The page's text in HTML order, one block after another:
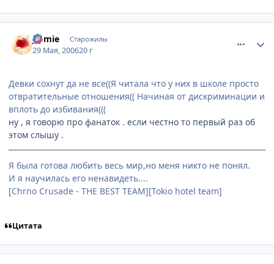
J@mie Старожилы
29 Мая, 200620 г
Девки сохнут да не все((Я читала что у них в школе просто
отвратительные отношения(( Начиная от дискриминации и
вплоть до избивания(((
ну , я говорю про фанаток . если честно то первый раз об
этом слышу .
Я была готова любить весь мир,но меня никто не понял.
И я научилась его ненавидеть....
[Chrno Crusade - THE BEST TEAM][Tokio hotel team]
Цитата